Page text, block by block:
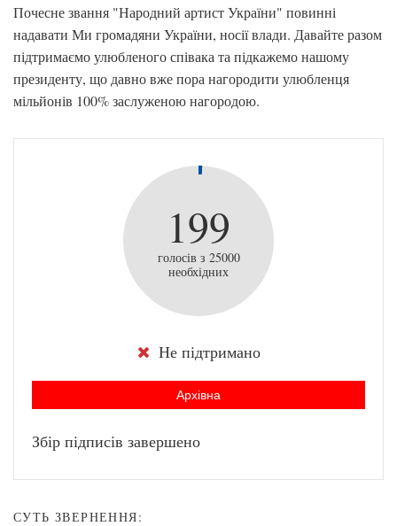
Почесне звання "Народний артист України" повинні
надавати Ми громадяни України, носії влади. Давайте разом
підтримаємо улюбленого співака та підкажемо нашому
президенту, що давно вже пора нагородити улюбленця
мільйонів 100% заслуженою нагородою.
199
голосів з 25000
необхідних
Не підтримано
Архівна
Збір підписів завершено
СУТЬ ЗВЕРНЕННЯ: